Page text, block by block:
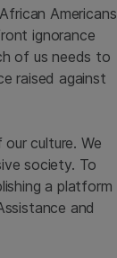
Americans
ignorance
of us needs to
raised against
culture. We
society. To
a platform
and